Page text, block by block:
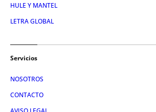
HULE Y MANTEL
LETRA GLOBAL
Servicios
NOSOTROS
CONTACTO